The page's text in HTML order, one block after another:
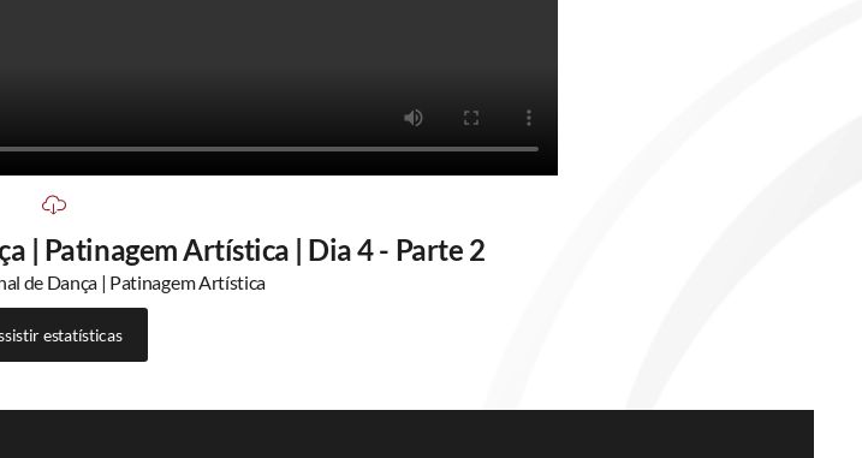
| Patinagem Artística | Dia 4 - Parte 2
de Dança | Patinagem Artística
estatísticas